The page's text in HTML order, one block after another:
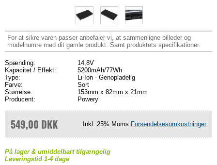
For at sikre varen passer anbefaler vi, at sammenligne billeder og
modelnumre med dit gamle produkt. Samt produktets specifikationer.
Spænding:
14,8V
Kapacitet / Effekt:
5200mAh/77Wh
Type:
Li-Ion - Genopladelig
Farve:
Sort
Størrelse:
153mm x 82mm x 21mm
Producent:
Powery
549,00 DKK Inkl. 25% Moms Forsendelsesomkostninger
På lager & umiddelbart tilgængelig
Leveringstid 1-4 dage